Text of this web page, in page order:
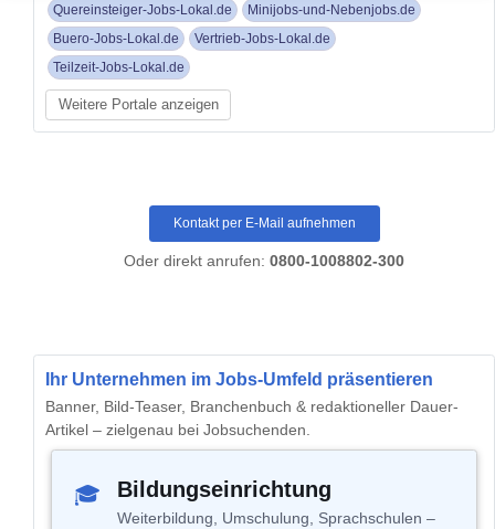
Quereinsteiger-Jobs-Lokal.de
Minijobs-und-Nebenjobs.de
Buero-Jobs-Lokal.de
Vertrieb-Jobs-Lokal.de
Teilzeit-Jobs-Lokal.de
Weitere Portale anzeigen
Kontakt per E-Mail aufnehmen
Oder direkt anrufen: 0800-1008802-300
Ihr Unternehmen im Jobs-Umfeld präsentieren
Banner, Bild-Teaser, Branchenbuch & redaktioneller Dauer-
Artikel – zielgenau bei Jobsuchenden.
🎓 Bildungseinrichtung
Weiterbildung, Umschulung, Sprachschulen –